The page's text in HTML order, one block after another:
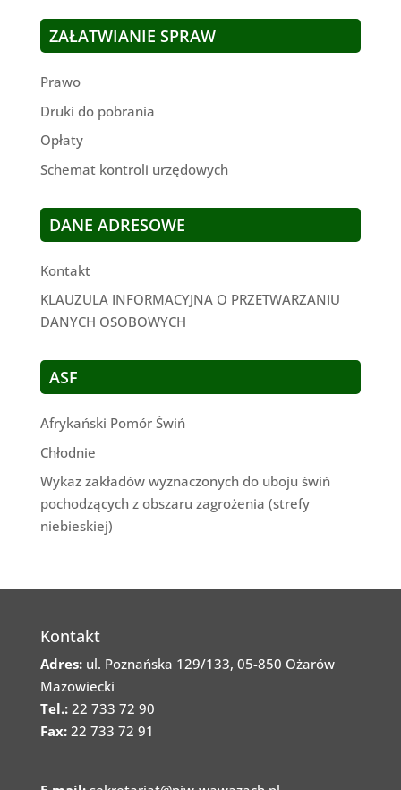
ZAŁATWIANIE SPRAW
Prawo
Druki do pobrania
Opłaty
Schemat kontroli urzędowych
DANE ADRESOWE
Kontakt
KLAUZULA INFORMACYJNA O PRZETWARZANIU
DANYCH OSOBOWYCH
ASF
Afrykański Pomór Świń
Chłodnie
Wykaz zakładów wyznaczonych do uboju świń
pochodzących z obszaru zagrożenia (strefy
niebieskiej)
Kontakt
Adres:ul. Poznańska 129/133, 05-850 Ożarów
Mazowiecki
Tel.:22 733 72 90
Fax:22 733 72 91